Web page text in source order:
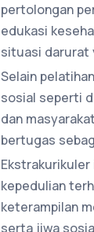
pertolongan
edukasi
situasi darurat
Selain
sosial seperti
dan
bertugas
kepedulian
keterampilan
serta jiwa